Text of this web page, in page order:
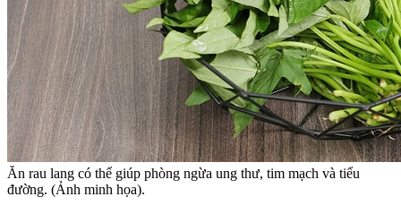
Ăn rau lang có thể giúp phòng ngừa ung thư, tim mạch và tiểu
đường. (Ảnh minh họa).